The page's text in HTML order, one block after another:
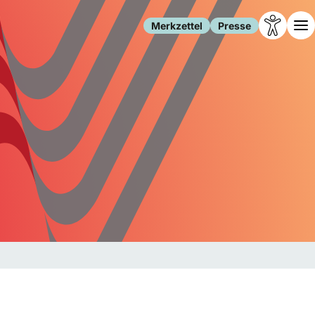
Merkzettel Presse
Leben
Familie
Freizeit
Gesundheit
Internet
Gesellschaft
Forschung
Migration
Polizei